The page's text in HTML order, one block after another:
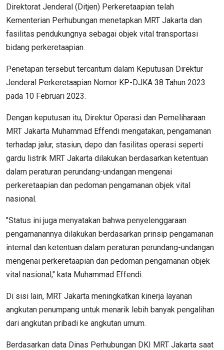
Direktorat Jenderal (Ditjen) Perkeretaapian telah
Kementerian Perhubungan menetapkan MRT Jakarta dan
fasilitas pendukungnya sebagai objek vital transportasi
bidang perkeretaapian.
Penetapan tersebut tercantum dalam Keputusan Direktur
Jenderal Perkeretaapian Nomor KP-DJKA 38 Tahun 2023
pada 10 Februari 2023.
Dengan keputusan itu, Direktur Operasi dan Pemeliharaan
MRT Jakarta Muhammad Effendi mengatakan, pengamanan
terhadap jalur, stasiun, depo dan fasilitas operasi seperti
gardu listrik MRT Jakarta dilakukan berdasarkan ketentuan
dalam peraturan perundang-undangan mengenai
perkeretaapian dan pedoman pengamanan objek vital
nasional.
"Status ini juga menyatakan bahwa penyelenggaraan
pengamanannya dilakukan berdasarkan prinsip pengamanan
internal dan ketentuan dalam peraturan perundang-undangan
mengenai perkeretaapian dan pedoman pengamanan objek
vital nasional," kata Muhammad Effendi.
Di sisi lain, MRT Jakarta meningkatkan kinerja layanan
angkutan penumpang untuk menarik lebih banyak pengalihan
dari angkutan pribadi ke angkutan umum.
Berdasarkan data Dinas Perhubungan DKI MRT Jakarta saat